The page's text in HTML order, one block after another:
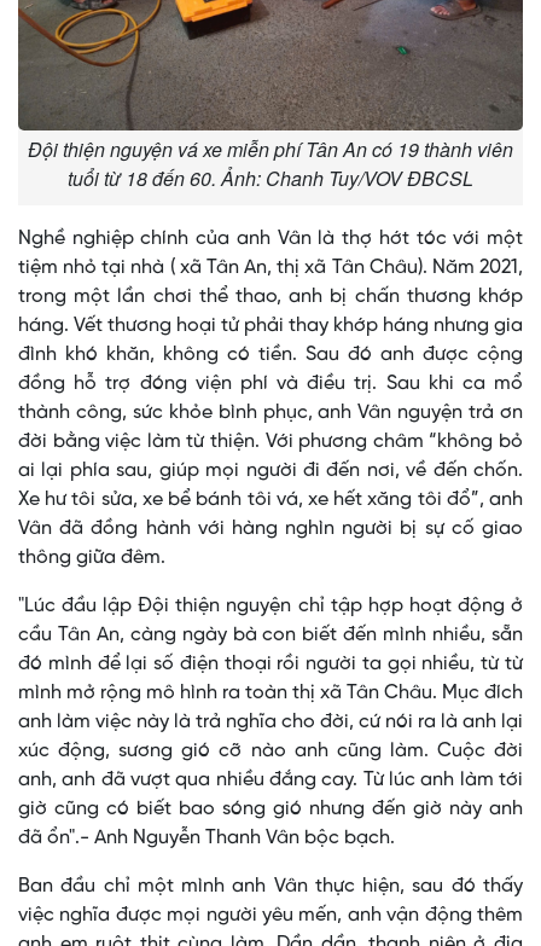
Đội thiện nguyện vá xe miễn phí Tân An có 19 thành viên
tuổi từ 18 đến 60. Ảnh: Chanh Tuy/VOV ĐBCSL
Nghề nghiệp chính của anh Vân là thợ hớt tóc với một
tiệm nhỏ tại nhà ( xã Tân An, thị xã Tân Châu). Năm 2021,
trong một lần chơi thể thao, anh bị chấn thương khớp
háng. Vết thương hoại tử phải thay khớp háng nhưng gia
đình khó khăn, không có tiền. Sau đó anh được cộng
đồng hỗ trợ đóng viện phí và điều trị. Sau khi ca mổ
thành công, sức khỏe bình phục, anh Vân nguyện trả ơn
đời bằng việc làm từ thiện. Với phương châm “không bỏ
ai lại phía sau, giúp mọi người đi đến nơi, về đến chốn.
Xe hư tôi sửa, xe bể bánh tôi vá, xe hết xăng tôi đổ”, anh
Vân đã đồng hành với hàng nghìn người bị sự cố giao
thông giữa đêm.
"Lúc đầu lập Đội thiện nguyện chỉ tập hợp hoạt động ở
cầu Tân An, càng ngày bà con biết đến mình nhiều, sẵn
đó mình để lại số điện thoại rồi người ta gọi nhiều, từ từ
mình mở rộng mô hình ra toàn thị xã Tân Châu. Mục đích
anh làm việc này là trả nghĩa cho đời, cứ nói ra là anh lại
xúc động, sương gió cỡ nào anh cũng làm. Cuộc đời
anh, anh đã vượt qua nhiều đắng cay. Từ lúc anh làm tới
giờ cũng có biết bao sóng gió nhưng đến giờ này anh
đã ổn".- Anh Nguyễn Thanh Vân bộc bạch.
Ban đầu chỉ một mình anh Vân thực hiện, sau đó thấy
việc nghĩa được mọi người yêu mến, anh vận động thêm